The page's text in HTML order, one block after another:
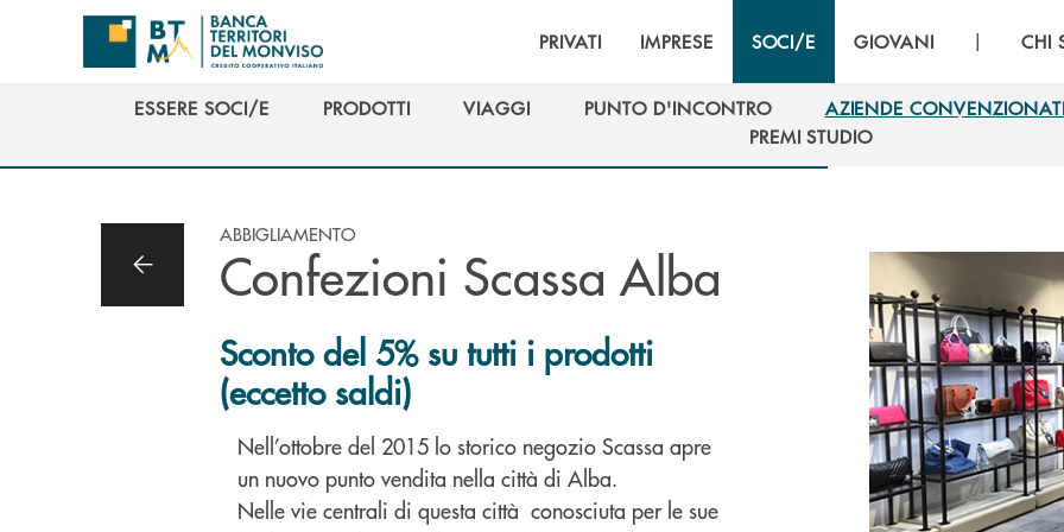
Salta al contenuto principale
PRIVATI IMPRESE SOCI/E GIOVANI | CHI
ESSERE SOCI/E
PRODOTTI
VIAGGI
PUNTO D'INCONTRO
PUNTO D'INCONTRO
AZIENDE
AZIENDE CONVENZIONATE
PREMI STUDIO
PREMI STUDIO
ABBIGLIAMENTO
Confezioni Scassa Alba
Sconto del 5% su tutti i prodotti
(eccetto saldi)
Nell’ottobre del 2015 lo storico negozio Scassa apre
un nuovo punto vendita nella città di Alba.
Nelle vie centrali di questa città conosciuta per le sue